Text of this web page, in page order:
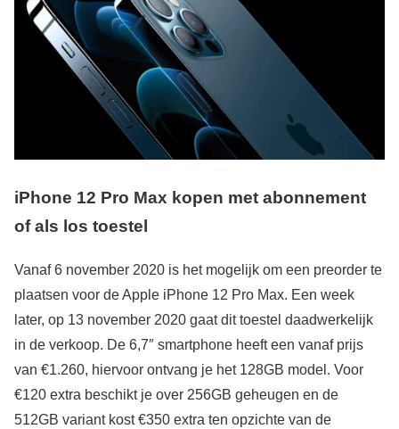
iPhone 12 Pro Max kopen met abonnement
of als los toestel
Vanaf 6 november 2020 is het mogelijk om een preorder te
plaatsen voor de Apple iPhone 12 Pro Max. Een week
later, op 13 november 2020 gaat dit toestel daadwerkelijk
in de verkoop. De 6,7″ smartphone heeft een vanaf prijs
van €1.260, hiervoor ontvang je het 128GB model. Voor
€120 extra beschikt je over 256GB geheugen en de
512GB variant kost €350 extra ten opzichte van de